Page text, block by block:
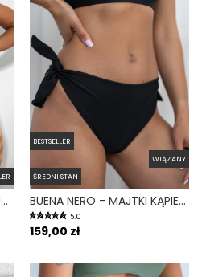
WRAP SAGE - GÓRA STROJU KĄPIELOWEGO NA DUŻY BIUST REGULOWANY OBWÓD ZIELONY
BESTSELLER
WIĄZANY
ŚREDNI STAN
BUENA NERO - MAJTKI KĄPIELOWE WIĄZANE CZARNY
5.0
159,00 zł